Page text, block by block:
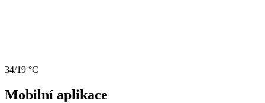
34/19 °C
Mobilní aplikace